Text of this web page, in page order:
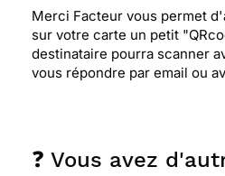
Merci Facteur vous permet
sur votre carte un petit
destinataire pourra scanner
vous répondre par email ou
❓ Vous avez